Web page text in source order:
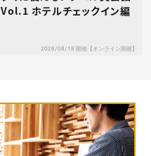
Vol.1 ホテルチェックイン編
2026/08/18 開催【オンライン開催】